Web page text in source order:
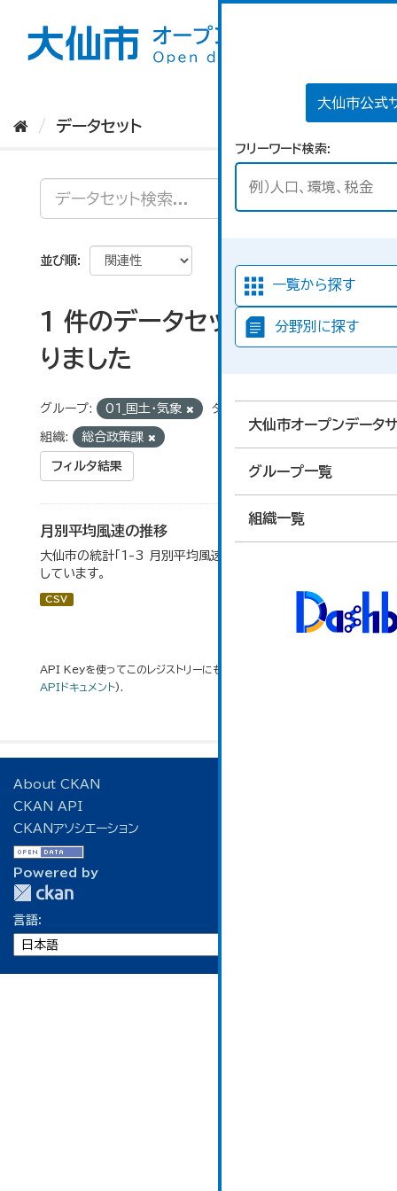
大仙市公式
フリーワード検索
一覧から探す
分野別に探す
大仙市オープンデータ
グループ一覧
組織一覧
データセット
並び順
1 件のデータセットが見つか
りました
グループ: 01_国土・気象 タグ:
組織: 総合政策課
フィルタ結果
月別平均風速の推移
大仙市の統計「1-3 月別平均風速の推移」のデータを参照
しています。
CSV
API Keyを使ってこのレジストリーにもアクセス可能です
APIドキュメント).
About CKAN
CKAN API
CKANアソシエーション
Powered by
言語